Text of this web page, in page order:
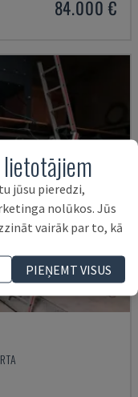
84.000 €
lietotājiem
jūsu pieredzi,
nolūkos. Jūs
vairāk par to, kā
PIEŅEMT VISUS